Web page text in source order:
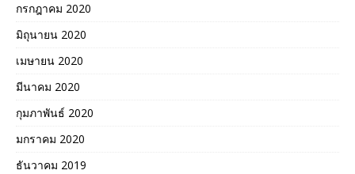
กรกฎาคม 2020
มิถุนายน 2020
เมษายน 2020
มีนาคม 2020
กุมภาพันธ์ 2020
มกราคม 2020
ธันวาคม 2019